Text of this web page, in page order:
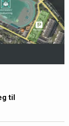
til